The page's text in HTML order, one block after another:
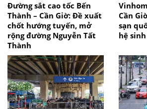
Đường sắt cao tốc Bến
Thành – Cần Giờ: Đề xuất
chốt hướng tuyến, mở
rộng đường Nguyễn Tất
Thành
Cần
sạn
hệ